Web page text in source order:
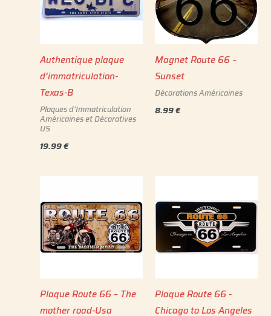
Authentique plaque
d’immatriculation-
Texas-B
Plaques d'Immatriculation
Américaines et Décoratives
US
19.99€
Magnet Route 66 –
Sunset
Décorations Américaines
8.99€
Plaque Route 66 – The
mother road-Usa
Plaque Route 66 -
Chicago to Los Angeles